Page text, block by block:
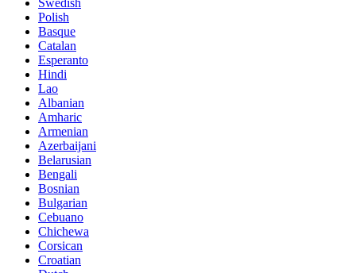
Polish
Basque
Catalan
Esperanto
Hindi
Lao
Albanian
Amharic
Armenian
Azerbaijani
Belarusian
Bengali
Bosnian
Bulgarian
Cebuano
Chichewa
Corsican
Croatian